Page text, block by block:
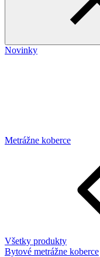
Novinky
Metrážne koberce
Všetky produkty
Bytové metrážne koberce